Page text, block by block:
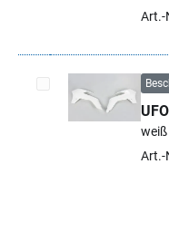
Art.-
Artikel auswählen
weiß
Art.-